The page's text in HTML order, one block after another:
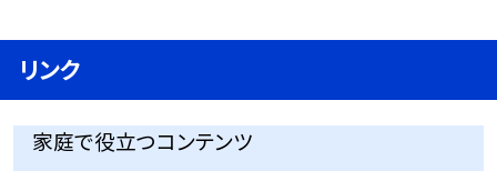
リンク
家庭で役立つコンテンツ